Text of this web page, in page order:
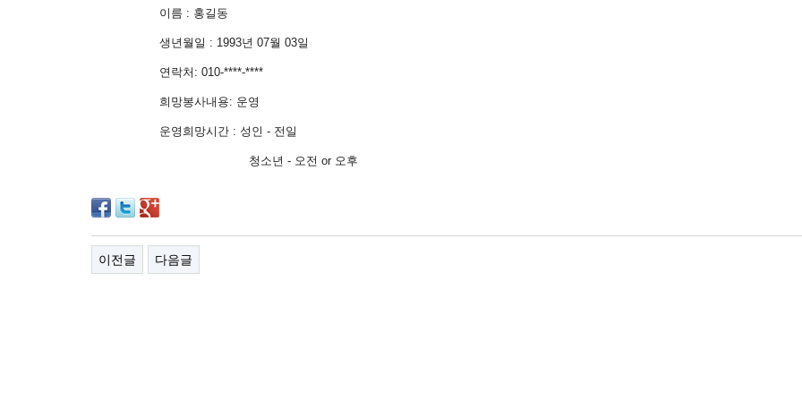
이름 : 홍길동
생년월일 : 1993년 07월 03일
연락처 : 010-****-****
희망봉사내용: 운영
운영희망시간 : 성인 - 전일
청소년 - 오전 or 오후
이전글 다음글